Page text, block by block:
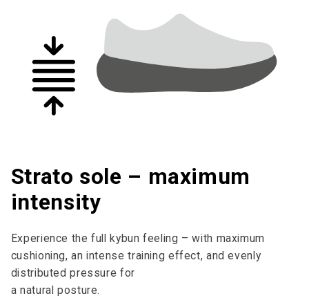
Strato sole – maximum
intensity
Experience the full kybun feeling – with maximum
cushioning, an intense training effect, and evenly
distributed pressure for
a natural posture.